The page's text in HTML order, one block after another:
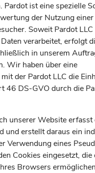
Pardot ist eine spezielle
der Nutzung
Soweit Pardot LLC
verarbeitet, erfolgt
in unserem
Wir haben über eine
der Pardot LLC die
46 DS-GVO durch die
unserer Website erfasst
und erstellt daraus ein
Verwendung eines
Cookies eingesetzt, die
Browsers